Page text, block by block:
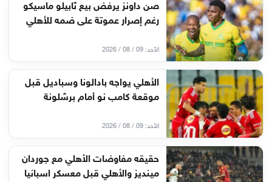
صن داونز يرفض بيع ثابيلو ماسيكو
رغم إصرار عموتة على ضمه للأهلي
الأحد: 09 / 08 / 2026
الأهلي يواجه بادالونا وسباديل قبل
موقعة كامب نو أمام برشلونة
الأحد: 09 / 08 / 2026
حقيقه مفاوضات الأهلي مع جوردان
مينديز والأهلي قبل معسكر اسبانيا